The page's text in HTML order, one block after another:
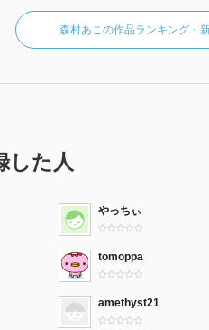
森村あこの作品ランキング・
した人
やっちぃ
tomoppa
amethyst21